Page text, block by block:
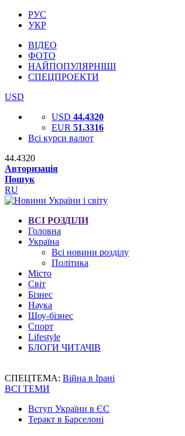
РУС
УКР
ВІДЕО
ФОТО
НАЙПОПУЛЯРНІШІ
СПЕЦПРОЕКТИ
USD
USD 44.4320
EUR 51.3316
Всі курси валют
44.4320
Авторизація
Пошук
RU
ВСІ РОЗДІЛИ
Головна
Україна
Всі новини розділу
Політика
Місто
Світ
Бізнес
Наука
Шоу-бізнес
Спорт
Lifestyle
БЛОГИ ЧИТАЧІВ
СПЕЦТЕМА: Війна в Ірані
ВСІ ТЕМИ
Вступ України в ЄС
Теракт в Барселоні